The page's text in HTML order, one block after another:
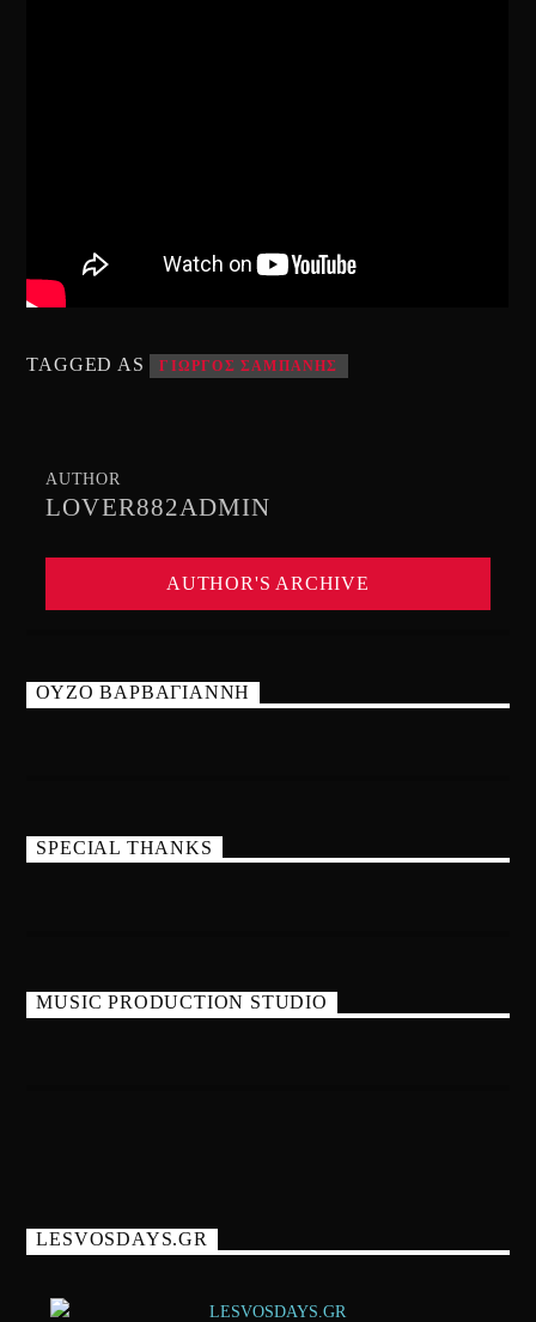
TAGGED AS ΓΙΩΡΓΟΣ ΣΑΜΠΑΝΗΣ
AUTHOR
LOVER882ADMIN
AUTHOR'S ARCHIVE
ΟΥΖΟ ΒΑΡΒΑΓΙΑΝΝΗ
SPECIAL THANKS
MUSIC PRODUCTION STUDIO
LESVOSDAYS.GR